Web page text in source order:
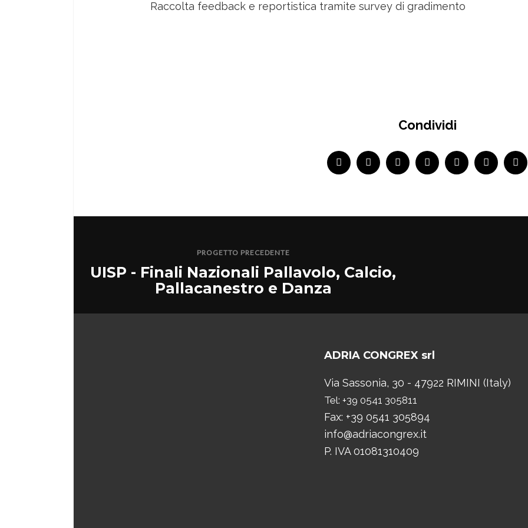
Raccolta feedback e reportistica tramite survey di gradimento
Condividi
PROGETTO PRECEDENTE
UISP - Finali Nazionali Pallavolo, Calcio,
Pallacanestro e Danza
ADRIA CONGREX srl
Via Sassonia, 30 - 47922 RIMINI (Italy)
Tel: +39 0541 305811
Fax: +39 0541 305894
info@adriacongrex.it
P. IVA 01081310409